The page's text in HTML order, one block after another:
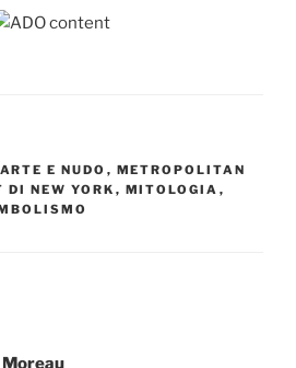
ARTE E NUDO , METROPOLITAN
DI NEW YORK , MITOLOGIA ,